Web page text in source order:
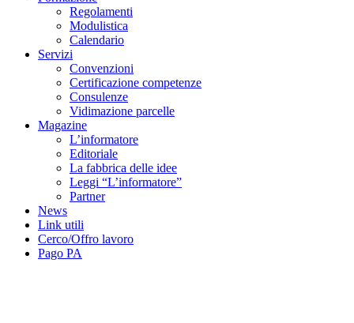
Regolamenti
Modulistica
Calendario
Servizi
Convenzioni
Certificazione competenze
Consulenze
Vidimazione parcelle
Magazine
L’informatore
Editoriale
La fabbrica delle idee
Leggi “L’informatore”
Partner
News
Link utili
Cerco/Offro lavoro
Pago PA